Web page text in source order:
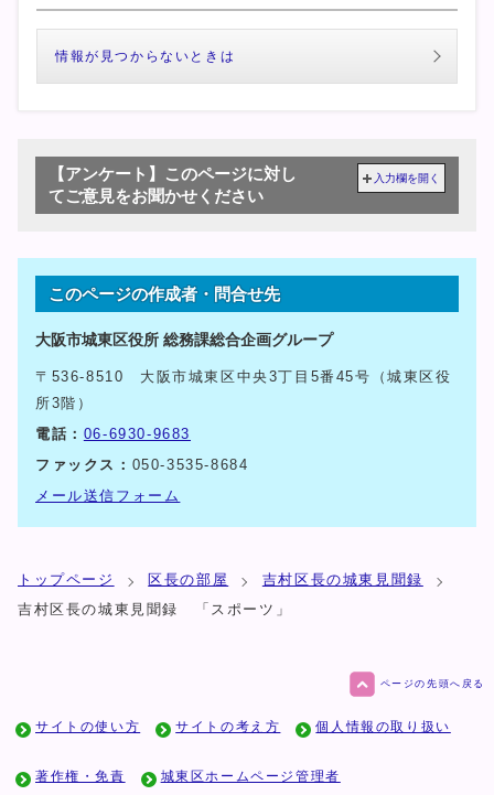
情報が見つからないときは
【アンケート】このページに対し
てご意見をお聞かせください
入力欄を開く
このページの作成者・問合せ先
大阪市城東区役所 総務課総合企画グループ
〒536-8510 大阪市城東区中央3丁目5番45号（城東区役
所3階）
電話： 06-6930-9683
ファックス： 050-3535-8684
メール送信フォーム
トップページ 区長の部屋
吉村区長の城東見聞録
吉村区長の城東見聞録 「スポーツ」
ページの先頭へ戻る
サイトの使い方 サイトの考え方 個人情報の取り扱い
著作権・免責 城東区ホームページ管理者